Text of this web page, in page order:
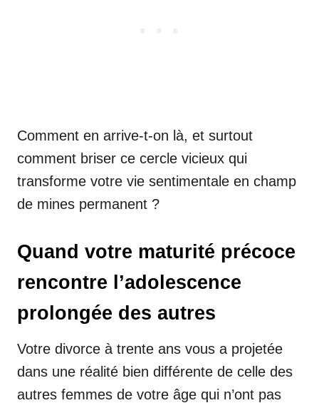
Comment en arrive-t-on là, et surtout
comment briser ce cercle vicieux qui
transforme votre vie sentimentale en champ
de mines permanent ?
Quand votre maturité précoce
rencontre l’adolescence
prolongée des autres
Votre divorce à trente ans vous a projetée
dans une réalité bien différente de celle des
autres femmes de votre âge qui n’ont pas